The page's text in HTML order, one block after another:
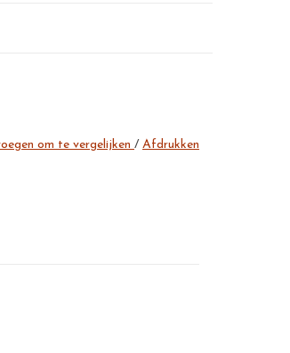
om te vergelijken / Afdrukken